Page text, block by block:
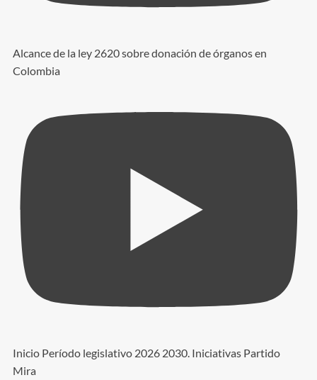
Alcance de la ley 2620 sobre donación de órganos en
Colombia
Inicio Período legislativo 2026 2030. Iniciativas Partido
Mira